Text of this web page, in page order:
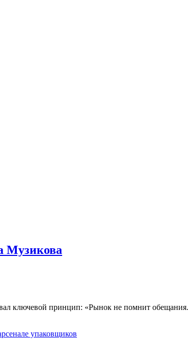
Музикова
ключевой принцип: «Рынок не помнит